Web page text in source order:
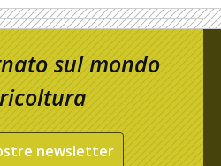
sul mondo
newsletter